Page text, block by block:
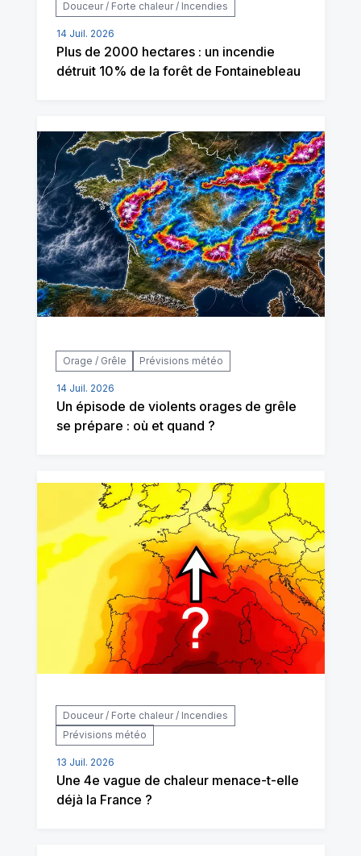
Douceur / Forte chaleur / Incendies
14 Juil. 2026
Plus de 2000 hectares : un incendie
détruit 10% de la forêt de Fontainebleau
Orage / Grêle Prévisions météo
14 Juil. 2026
Un épisode de violents orages de grêle
se prépare : où et quand ?
Douceur / Forte chaleur / Incendies
Prévisions météo
13 Juil. 2026
Une 4e vague de chaleur menace-t-elle
déjà la France ?